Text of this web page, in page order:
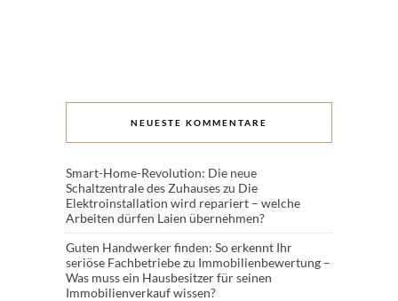
NEUESTE KOMMENTARE
Smart-Home-Revolution: Die neue
Schaltzentrale des Zuhauseszu Die
Elektroinstallation wird repariert – welche
Arbeiten dürfen Laien übernehmen?
Guten Handwerker finden: So erkennt Ihr
seriöse Fachbetriebezu Immobilienbewertung –
Was muss ein Hausbesitzer für seinen
Immobilienverkauf wissen?